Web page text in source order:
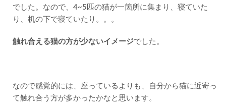
でした。なので、4~5匹の猫が一箇所に集まり、寝ていた
り、机の下で寝ていたり。。。
触れ合える猫の方が少ないイメージでした。
なので感覚的には、座っているよりも、自分から猫に近寄っ
て触れ合う方が多かったかなと思います。